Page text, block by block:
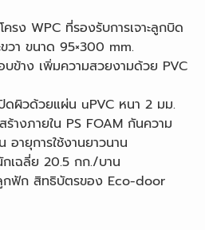
ครง WPC ที่รองรับการเจาะลูกบิด
วา ขนาด 95×300 mm.
ข้าง เพิ่มความสวยงามด้วย PVC
ดผิวด้วยแผ่น uPVC หนา 2 มม.
ร้างภายใน PS FOAM กันความ
ายุการใช้งานยาวนาน
กเฉลี่ย 20.5 กก./บาน
กฟัก สิทธิบัตรของ Eco-door